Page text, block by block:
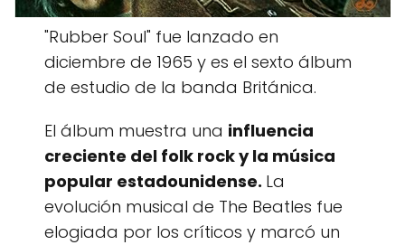
"Rubber Soul" fue lanzado en
diciembre de 1965 y es el sexto álbum
de estudio de la banda Británica.
El álbum muestra una influencia
creciente del folk rock y la música
popular estadounidense. La
evolución musical de The Beatles fue
elogiada por los críticos y marcó un